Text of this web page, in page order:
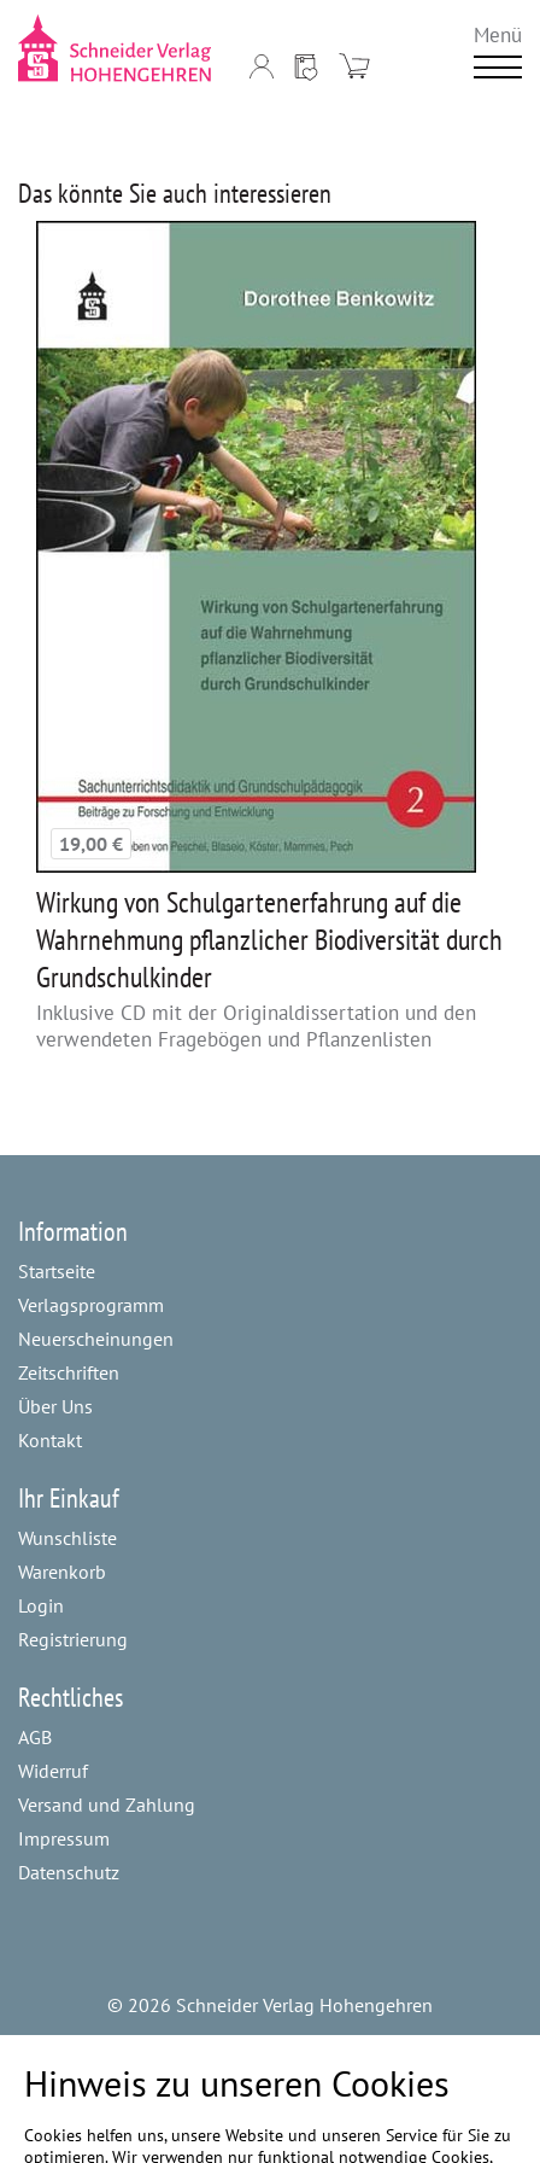
Menü
Das könnte Sie auch interessieren
19,00 €
Wirkung von Schulgartenerfahrung auf die
Wahrnehmung pflanzlicher Biodiversität durch
Grundschulkinder
Inklusive CD mit der Originaldissertation und den
verwendeten Fragebögen und Pflanzenlisten
Information
Startseite
Verlagsprogramm
Neuerscheinungen
Zeitschriften
Über Uns
Kontakt
Ihr Einkauf
Wunschliste
Warenkorb
Login
Registrierung
Rechtliches
AGB
Widerruf
Versand und Zahlung
Impressum
Datenschutz
© 2026 Schneider Verlag Hohengehren
Hinweis zu unseren Cookies
Cookies helfen uns, unsere Website und unseren Service für Sie zu
optimieren. Wir verwenden nur funktional notwendige Cookies,